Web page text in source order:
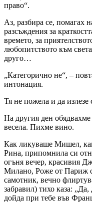
право“.
Аз, разбира се, помагах
разсъждения за
времето, за
любопитството към
друго…
„Категорично не“, –
интонация.
Тя не пожела и да
На другия ден
весела. Пихме вино.
Как ликуваше Мишел,
Рина, припомнила си
огъня вечер, красивия
Милано, Роже от Париж с
самотник, вечно
забравил) тихо каза:
дойда при тебе във